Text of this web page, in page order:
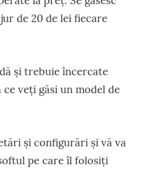
de 20 de lei fiecare
și trebuie încercate
veți găsi un model de
și configurări și vă va
pe care îl folosiți